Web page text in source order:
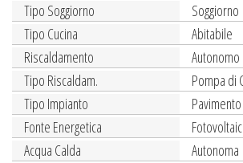
Tipo Soggiorno
Soggiorno
Tipo Cucina
Abitabile
Riscaldamento
Autonomo
Tipo Riscaldam.
Pompa di
Tipo Impianto
Pavimento
Fonte Energetica
Acqua Calda
Autonoma